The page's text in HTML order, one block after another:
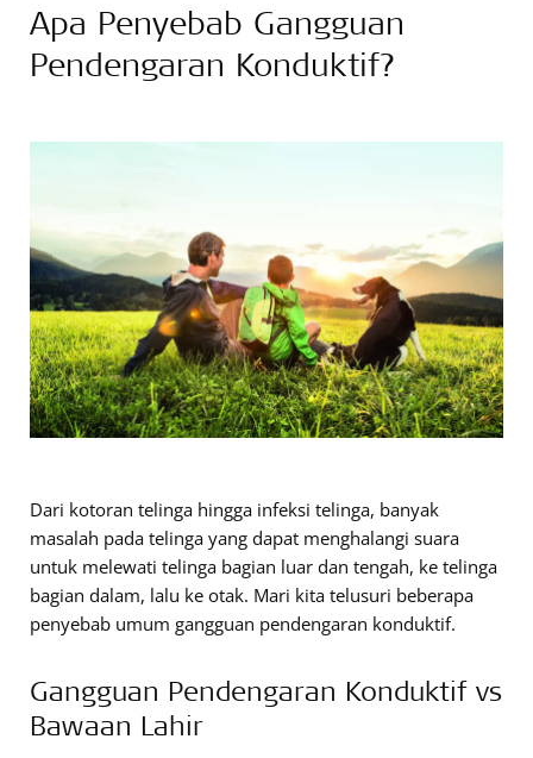
Apa Penyebab Gangguan
Pendengaran Konduktif?
Dari kotoran telinga hingga infeksi telinga, banyak
masalah pada telinga yang dapat menghalangi suara
untuk melewati telinga bagian luar dan tengah, ke telinga
bagian dalam, lalu ke otak. Mari kita telusuri beberapa
penyebab umum gangguan pendengaran konduktif.
Gangguan Pendengaran Konduktif vs
Bawaan Lahir